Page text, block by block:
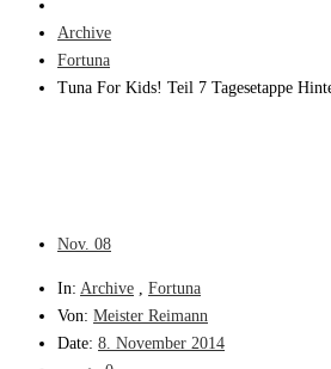
Archive
Fortuna
Tuna For Kids! Teil 7 Tagesetappe
Nov. 08
In: Archive
Fortuna
Von: Meister Reimann
Date: 8. November 2014